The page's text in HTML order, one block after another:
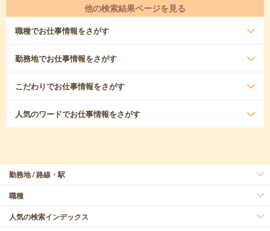
他の検索結果ページを見る
職種でお仕事情報をさがす
勤務地でお仕事情報をさがす
こだわりでお仕事情報をさがす
人気のワードでお仕事情報をさがす
勤務地 / 路線・駅
職種
人気の検索インデックス